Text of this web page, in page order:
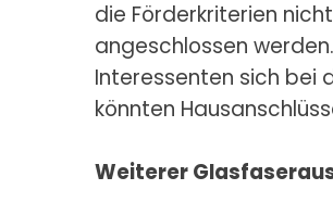
die Förderkriterien
angeschlossen
Interessenten sich bei
könnten
Weiterer